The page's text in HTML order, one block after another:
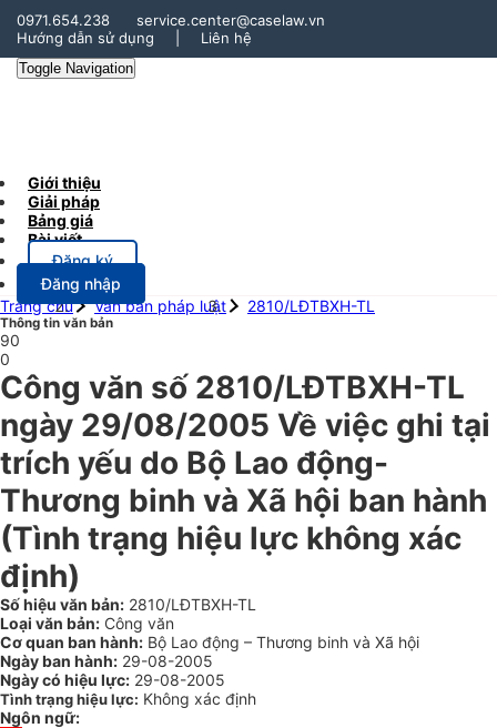
0971.654.238
service.center@caselaw.vn
Hướng dẫn sử dụng
Liên hệ
Toggle Navigation
Giới thiệu
Giải pháp
Bảng giá
Bài viết
Đăng ký
Đăng nhập
Trang chủ
Văn bản pháp luật 2810/LĐTBXH-TL
Thông tin văn bản
90
0
Công văn số 2810/LĐTBXH-TL
ngày 29/08/2005 Về việc ghi tại
trích yếu do Bộ Lao động-
Thương binh và Xã hội ban hành
(Tình trạng hiệu lực không xác
định)
Số hiệu văn bản: 2810/LĐTBXH-TL
Loại văn bản: Công văn
Cơ quan ban hành: Bộ Lao động – Thương binh và Xã hội
Ngày ban hành: 29-08-2005
Ngày có hiệu lực: 29-08-2005
Tình trạng hiệu lực: Không xác định
Ngôn ngữ: